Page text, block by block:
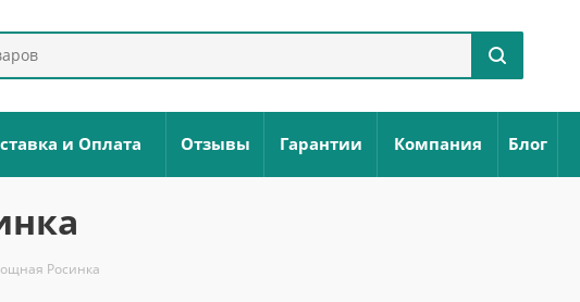
и Оплата Отзывы Гарантии Компания Блог
Росинка